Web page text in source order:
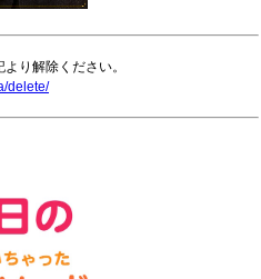
り解除ください。
delete/